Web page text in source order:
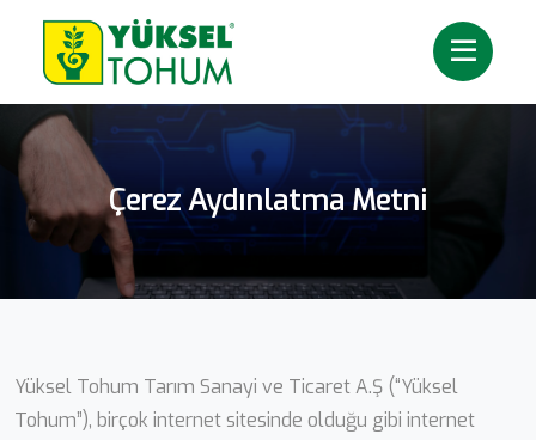
Çerez Aydınlatma Metni
Yüksel Tohum Tarım Sanayi ve Ticaret A.Ş (“Yüksel
Tohum”), birçok internet sitesinde olduğu gibi internet